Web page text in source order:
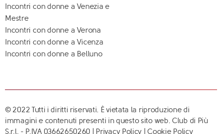
Incontri con donne a Venezia e
Mestre
Incontri con donne a Verona
Incontri con donne a Vicenza
Incontri con donne a Belluno
© 2022 Tutti i diritti riservati. È vietata la riproduzione di
immagini e contenuti presenti in questo sito web. Club di Più
S.r.l. - P.IVA 03662650260 | Privacy Policy |Cookie Policy